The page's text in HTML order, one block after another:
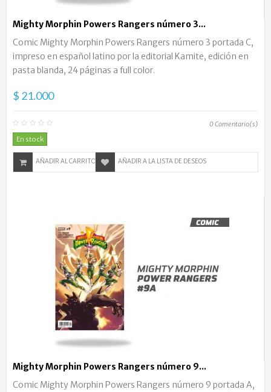
Mighty Morphin Powers Rangers número 3...
Comic Mighty Morphin Powers Rangers número 3 portada C,
impreso en español latino por la editorial Kamite, edición en
pasta blanda, 24 páginas a full color.
$ 21.000
0Comentario(s)
En stock
AÑADIR AL CARRITO AÑADIR A LA LISTA DE DESEOS
Mighty Morphin Powers Rangers número 9...
Comic Mighty Morphin Powers Rangers número 9 portada A,